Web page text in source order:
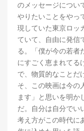
のメッセージについ
やりたいことをやっ
現していた東京ロッ
ていて、自由に発信
る。「僕が今の若者
にすごく恵まれてる
で、物質的なことだ
そ、この映画は今の
ます」と思いを明か
だ。自分は自分でい
考え方がこの時代に